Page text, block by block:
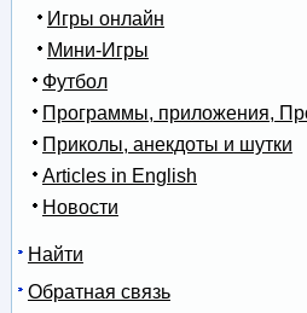
Игры онлайн
Мини-Игры
Футбол
Программы, приложения,
Приколы, анекдоты и шутки
Articles in English
Новости
Найти
Обратная связь